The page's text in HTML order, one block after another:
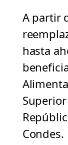
A partir
hasta
Condes.